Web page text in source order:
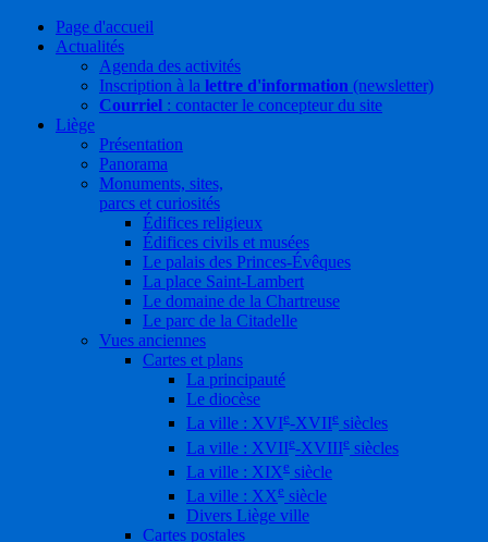
Page d'accueil
Actualités
Agenda des activités
Inscription à la lettre d'information (newsletter)
Courriel : contacter le concepteur du site
Liège
Présentation
Panorama
Monuments, sites,
parcs et curiosités
Édifices religieux
Édifices civils et musées
Le palais des Princes-Évêques
La place Saint-Lambert
Le domaine de la Chartreuse
Le parc de la Citadelle
Vues anciennes
Cartes et plans
La principauté
Le diocèse
La ville : XVIe-XVIIe siècles
La ville : XVIIe-XVIIIe siècles
La ville : XIXe siècle
La ville : XXe siècle
Divers Liège ville
Cartes postales